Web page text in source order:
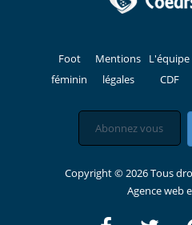
Foot
féminin
Mentions
légales
L'équipe
CDF
Copyright © 2026 Tous
Agence web